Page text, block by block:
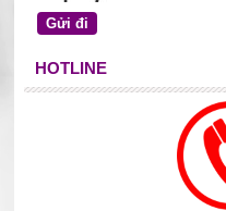
HOTLINE